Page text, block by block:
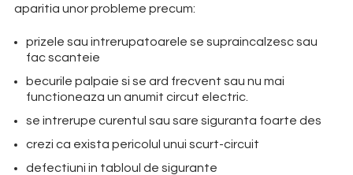
aparitia unor probleme precum:
prizele sau intrerupatoarele se supraincalzesc sau
fac scanteie
becurile palpaie si se ard frecvent sau nu mai
functioneaza un anumit circut electric.
se intrerupe curentul sau sare siguranta foarte des
crezi ca exista pericolul unui scurt-circuit
defectiuni in tabloul de sigurante